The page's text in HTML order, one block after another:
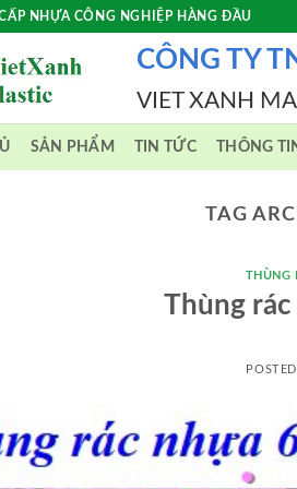
NHỰA CÔNG NGHIỆP HÀNG ĐẦU
CÔNG TY
VIET XANH
SẢN PHẨM TIN TỨC THÔNG
TAG
THÙNG
Thùng